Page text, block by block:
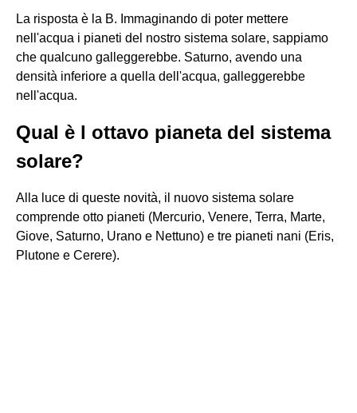
La risposta è la B. Immaginando di poter mettere
nell'acqua i pianeti del nostro sistema solare, sappiamo
che qualcuno galleggerebbe. Saturno, avendo una
densità inferiore a quella dell'acqua, galleggerebbe
nell'acqua.
Qual è l ottavo pianeta del sistema
solare?
Alla luce di queste novità, il nuovo sistema solare
comprende otto pianeti (Mercurio, Venere, Terra, Marte,
Giove, Saturno, Urano e Nettuno) e tre pianeti nani (Eris,
Plutone e Cerere).